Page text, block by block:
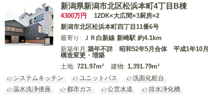
新潟県新潟市北区松浜本町4丁目B棟
4300万円
12DK×大広間×3厨房×2
新潟市北区松浜本町四丁目11番6号
最寄り: ＪＲ白新線 新崎駅 約4.1km
新築年月:築年不詳 昭和52年5月合体 平成1年10月
構造変更・増築
土地: 721.97m² 建物: 1,391.79m²
システムキッチン
ユニットバス
洗面化粧台
温水洗浄便座
都市ガス 公営水道
排水浄化槽